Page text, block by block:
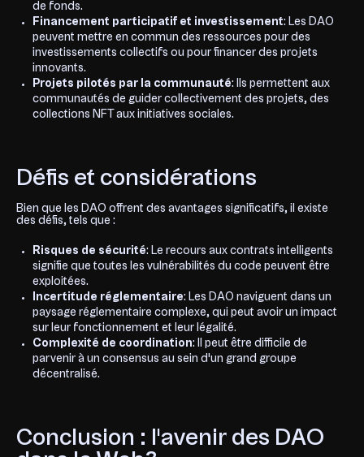
de fonds.
Financement participatif et investissement: Les DAO
peuvent mettre en commun des ressources pour des
investissements collectifs ou pour financer des projets
innovants.
Projets pilotés par la communauté: Ils permettent aux
communautés de guider collectivement des projets, des
collections NFT aux initiatives sociales.
Défis et considérations
Bien que les DAO offrent des avantages significatifs, il existe
des défis, tels que :
Risques de sécurité: Le recours aux contrats intelligents
signifie que toutes les vulnérabilités du code peuvent être
exploitées.
Incertitude réglementaire: Les DAO naviguent dans un
paysage réglementaire complexe, qui peut avoir un impact
sur leur fonctionnement et leur légalité.
Complexité de coordination: Il peut être difficile de
parvenir à un consensus au sein d'un grand groupe
décentralisé.
Conclusion : l'avenir des DAO